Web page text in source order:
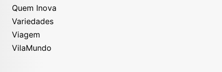
Quem Inova
Variedades
Viagem
VilaMundo